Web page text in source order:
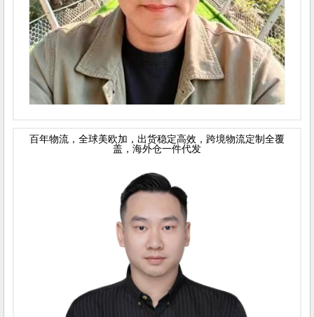
百年物流，全球美欧加，出货稳定高效，跨境物流定制全覆
盖，海外仓一件代发